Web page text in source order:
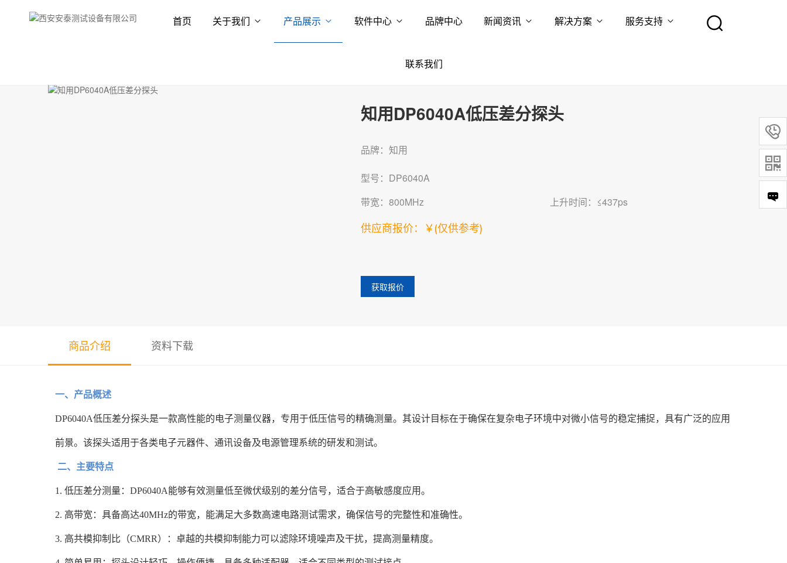
首页 关于我们 产品展示 软件中心 品牌中心 新闻资讯 解决方案 服务支持
联系我们
知用DP6040A低压差分探头
品牌：知用
型号：DP6040A
带宽：800MHz
上升时间：≤437ps
供应商报价：￥(仅供参考)
获取报价
商品介绍 资料下载
一、产品概述
DP6040A低压差分探头是一款高性能的电子测量仪器，专用于低压信号的精确测量。其设计目标在于确保在复杂电子环境中对微小信号的稳定捕捉，具有广泛的应用
前景。该探头适用于各类电子元器件、通讯设备及电源管理系统的研发和测试。
二、主要特点
1. 低压差分测量：DP6040A能够有效测量低至微伏级别的差分信号，适合于高敏感度应用。
2. 高带宽：具备高达40MHz的带宽，能满足大多数高速电路测试需求，确保信号的完整性和准确性。
3. 高共模抑制比（CMRR）：卓越的共模抑制能力可以滤除环境噪声及干扰，提高测量精度。

